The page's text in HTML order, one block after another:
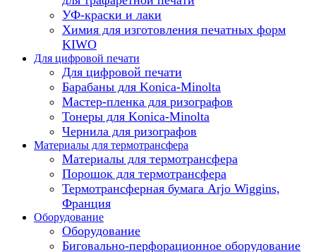
УФ-краски и лаки
Химия для изготовления печатных форм
KIWO
Для цифровой печати
Для цифровой печати
Барабаны для Konica-Minolta
Мастер-пленка для ризографов
Тонеры для Konica-Minolta
Чернила для ризографов
Материалы для термотрансфера
Материалы для термотрансфера
Порошок для термотрансфера
Термотрансферная бумага Arjo Wiggins,
Франция
Оборудование
Оборудование
Биговально-перфорационное оборудование